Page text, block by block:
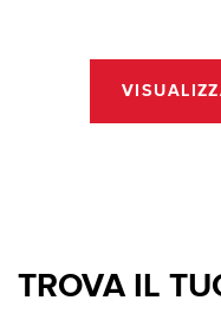
TROVA IL